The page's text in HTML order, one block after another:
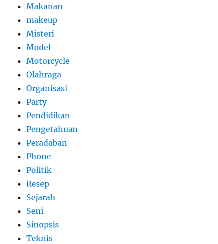
Makanan
makeup
Misteri
Model
Motorcycle
Olahraga
Organisasi
Party
Pendidikan
Pengetahuan
Peradaban
Phone
Politik
Resep
Sejarah
Seni
Sinopsis
Teknis